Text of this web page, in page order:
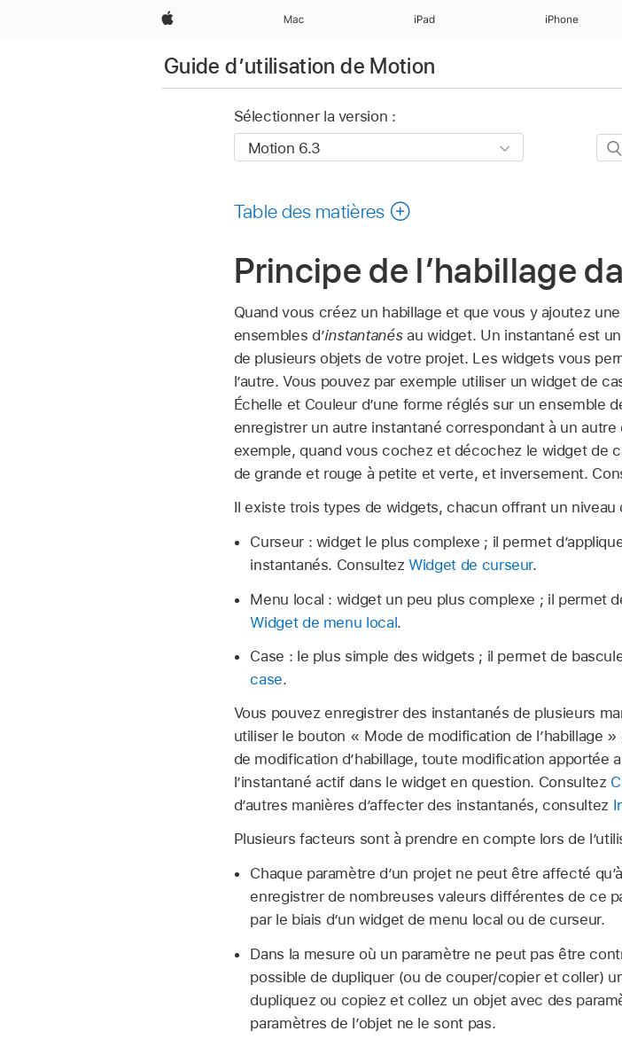
Apple Mac iPad iPhone
Guide d’utilisation de Motion
Sélectionner la version :
Table des matières
Principe de l’habillage
Quand vous créez un habillage et que vous y ajoutez
ensembles d’instantanésau widget. Un instantané est
de plusieurs objets de votre projet. Les widgets vous
l’autre. Vous pouvez par exemple utiliser un widget de
Échelle et Couleur d’une forme réglés sur un ensemble
enregistrer un autre instantané correspondant à un
exemple, quand vous cochez et décochez le widget de
de grande et rouge à petite et verte, et inversement.
Il existe trois types de widgets, chacun offrant un
Curseur : widget le plus complexe ; il permet
instantanés. ConsultezWidget de curseur.
Menu local : widget un peu plus complexe ; il permet
Widget de menu local.
Case : le plus simple des widgets ; il permet de
case.
Vous pouvez enregistrer des instantanés de plusieurs
utiliser le bouton « Mode de modification de l’habillage
de modification d’habillage, toute modification apportée
l’instantané actif dans le widget en question. Consultez
d’autres manières d’affecter des instantanés, consultez
Plusieurs facteurs sont à prendre en compte lors de
Chaque paramètre d’un projet ne peut être affecté
enregistrer de nombreuses valeurs différentes de ce
par le biais d’un widget de menu local ou de curseur.
Dans la mesure où un paramètre ne peut pas être
possible de dupliquer (ou de couper/copier et coller)
dupliquez ou copiez et collez un objet avec des
paramètres de l’objet ne le sont pas.